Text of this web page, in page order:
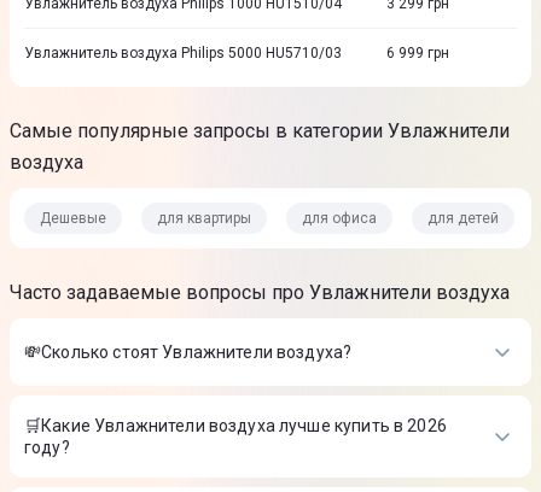
Увлажнитель воздуха Philips 1000 HU1510/04 3 299 грн
Увлажнитель воздуха Philips 5000 HU5710/03 6 999 грн
Самые популярные запросы в категории Увлажнители
воздуха
Дешевые для квартиры для офиса для детей
Часто задаваемые вопросы про Увлажнители воздуха
💸Сколько стоят Увлажнители воздуха?
Стоимость товаров в категории Увлажнители воздуха в
интернет-магазине Цитрус
Увлажнитель воздуха Lydsto Humidifier F200S
Увлажнитель воздуха Beurer LB 37 (White)-3 599 ₴
🛒Какие Увлажнители воздуха лучше купить в 2026
году?